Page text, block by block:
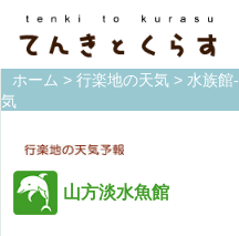
ホーム > 行楽地の天気 > 水族館
気
山方淡水魚館